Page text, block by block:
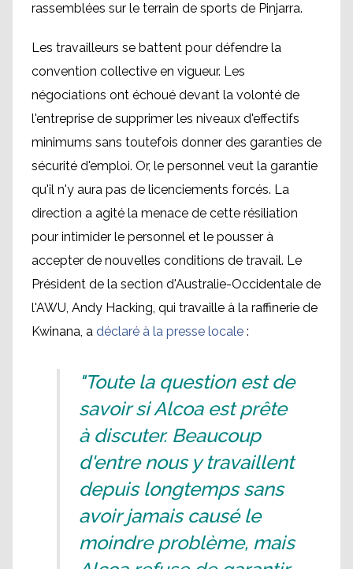
rassemblées sur le terrain de sports de Pinjarra.
Les travailleurs se battent pour défendre la
convention collective en vigueur. Les
négociations ont échoué devant la volonté de
l'entreprise de supprimer les niveaux d'effectifs
minimums sans toutefois donner des garanties de
sécurité d'emploi. Or, le personnel veut la garantie
qu'il n'y aura pas de licenciements forcés. La
direction a agité la menace de cette résiliation
pour intimider le personnel et le pousser à
accepter de nouvelles conditions de travail. Le
Président de la section d'Australie-Occidentale de
l'AWU, Andy Hacking, qui travaille à la raffinerie de
Kwinana, a déclaré à la presse locale :
"Toute la question est de
savoir si Alcoa est prête
à discuter. Beaucoup
d'entre nous y travaillent
depuis longtemps sans
avoir jamais causé le
moindre problème, mais